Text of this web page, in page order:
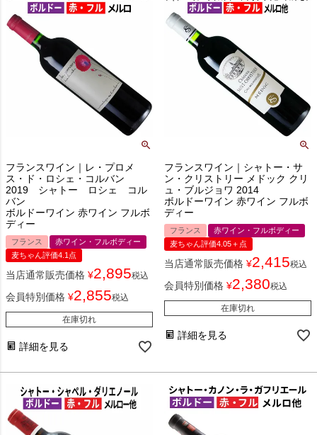
フランスワイン｜レ・プロメ
ス・ド・ロシェ・コルバン
2019 シャトー ロシェ コル
バン
ボルドーワイン 赤ワイン フルボ
ディー
フランス
赤ワイン・フルボディー
麦ちゃん評価4.1点
当店通常販売価格 ¥2,895税込
会員特別価格 ¥2,855税込
在庫切れ
詳細を見る
フランスワイン｜シャトー・サ
ン・クリストリー メドック クリ
ュ・ブルジョワ 2014
ボルドーワイン 赤ワイン フルボ
ディー
フランス
赤ワイン・フルボディー
麦ちゃん評価4.05＋点
当店通常販売価格 ¥2,415税込
会員特別価格 ¥2,380税込
在庫切れ
詳細を見る